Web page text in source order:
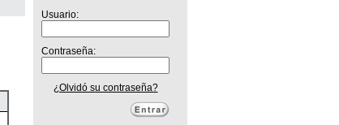
Usuario:
Contraseña:
¿Olvidó su contraseña?